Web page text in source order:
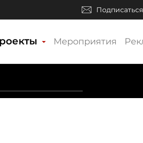
Подписаться
Мероприятия